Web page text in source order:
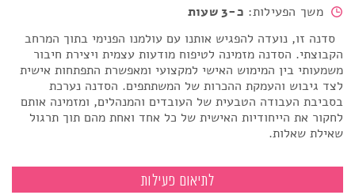
משך הפעילות: כ-3 שעות
סדנה זו, נועדה להפגיש אותנו עם עולמנו הפנימי בתוך המרחב
הקבוצתי. הסדנה מזמינה לטיפוח מודעות עצמית ויצירת חיבור
משמעותי בין המימוש האישי למקצועי ומאפשרת התפתחות אישית
לצד גיבוש והעמקת ההכרות של המשתתפים. הסדנה נערכת
בסביבת העבודה הטבעית של העובדים והמנהלים, ומזמינה אותם
לחקור את הייחודיות האישית של כל אחד ואחת מהם תוך תרגול
שאילת שאלות.
לתיאום פעילות